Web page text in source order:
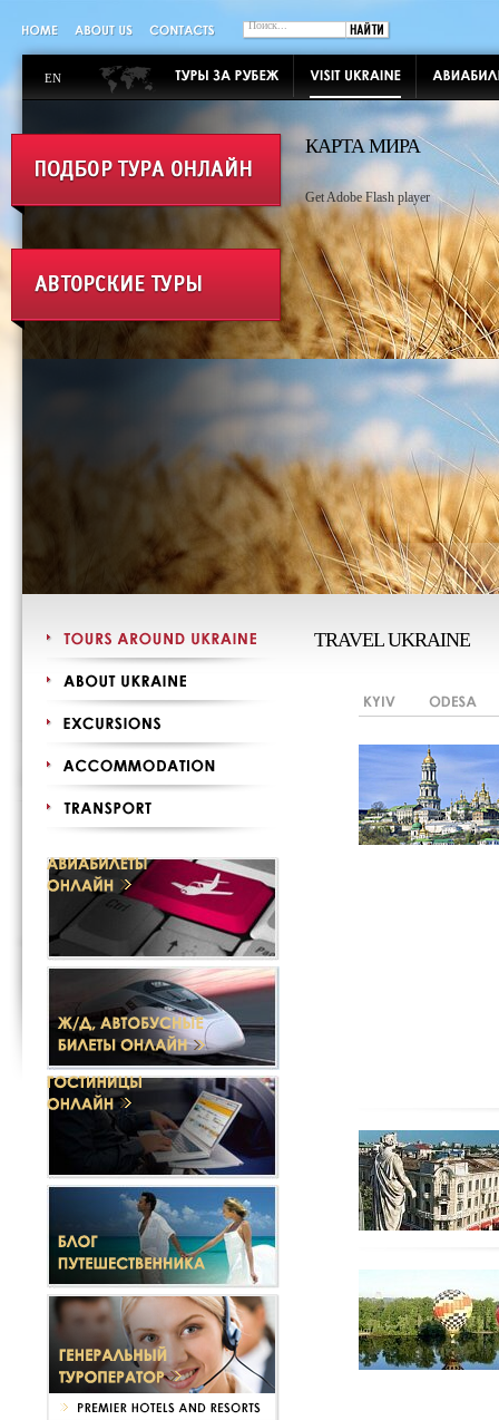
EN
КАРТА МИРА
Get Adobe Flash player
TRAVEL UKRAINE